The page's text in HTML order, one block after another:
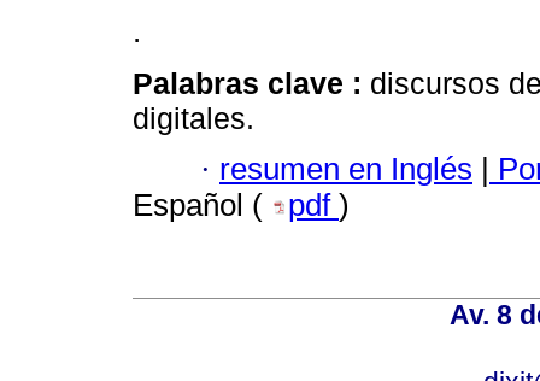
.
Palabras clave : discursos
digitales.
· resumen en Inglés
Español (
pdf )
Av. 8